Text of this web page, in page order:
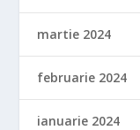
martie 2024
februarie 2024
ianuarie 2024